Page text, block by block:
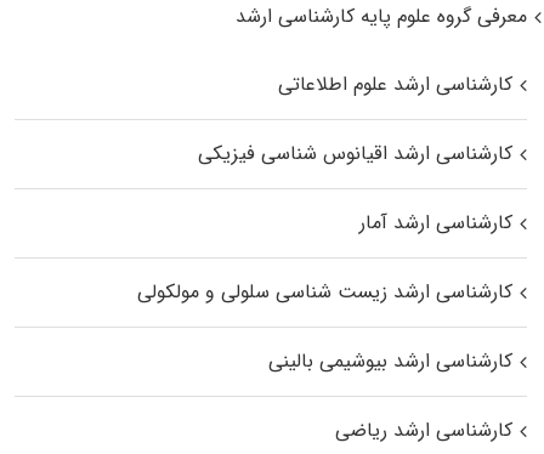
معرفی گروه علوم پایه کارشناسی ارشد
کارشناسی ارشد علوم اطلاعاتی
کارشناسی ارشد اقیانوس‌ شناسی فیزیکی
کارشناسی ارشد آمار
کارشناسی ارشد زیست شناسی سلولی و مولکولی
کارشناسی ارشد بیوشیمی بالینی
کارشناسی ارشد ریاضی